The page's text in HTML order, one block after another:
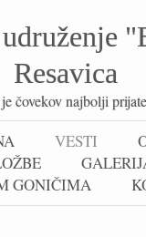
Resavica
je čovekov najbolji
VESTI
GONIČIMA